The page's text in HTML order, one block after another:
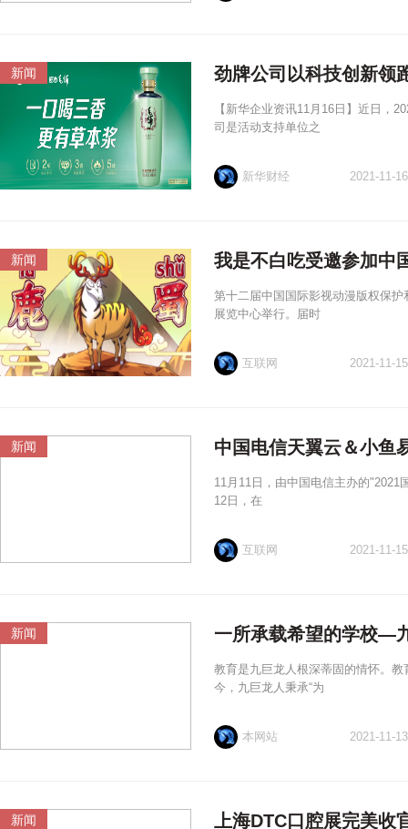
新闻 劲牌公司以科技创新领
【新华企业资讯11月16日】近日，
司是活动支持单位之
新华财经 2021-11-16
新闻 我是不白吃受邀参加中
第十二届中国国际影视动漫版权保
展览中心举行。届时
互联网 2021-11-15
新闻 中国电信天翼云＆小鱼
11月11日，由中国电信主办的"2021
12日，在
互联网 2021-11-15
新闻 一所承载希望的学校—
教育是九巨龙人根深蒂固的情怀。
今，九巨龙人秉承“为
本网站 2021-11-13
新闻 上海DTC口腔展完美收